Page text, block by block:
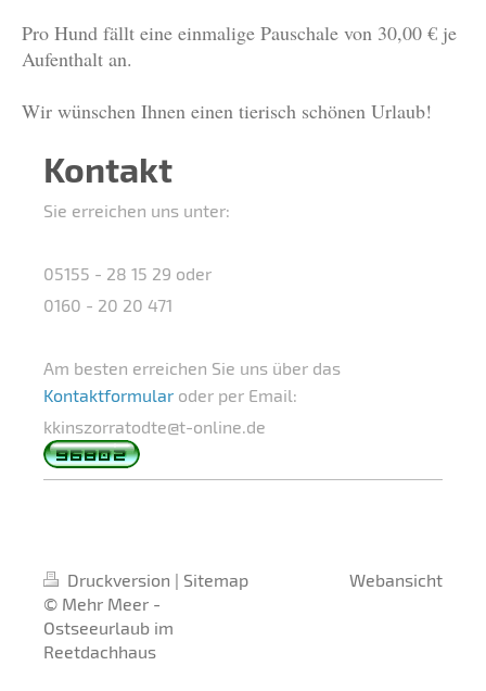
Pro Hund fällt eine einmalige Pauschale von 30,00 € je
Aufenthalt an.
Wir wünschen Ihnen einen tierisch schönen Urlaub!
Kontakt
Sie erreichen uns unter:
05155 - 28 15 29 oder
0160 - 20 20 471
Am besten erreichen Sie uns über das
Kontaktformular oder per Email:
kkinszorratodte@t-online.de
Druckversion | Sitemap
© Mehr Meer -
Ostseeurlaub im
Reetdachhaus
Webansicht